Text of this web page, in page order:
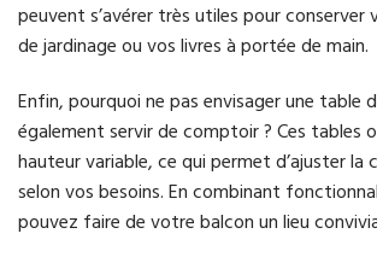
peuvent s’avérer très utiles pour conserver
de jardinage ou vos livres à portée de main.
Enfin, pourquoi ne pas envisager une table
également servir de comptoir ? Ces tables
hauteur variable, ce qui permet d’ajuster la
selon vos besoins. En combinant
pouvez faire de votre balcon un lieu